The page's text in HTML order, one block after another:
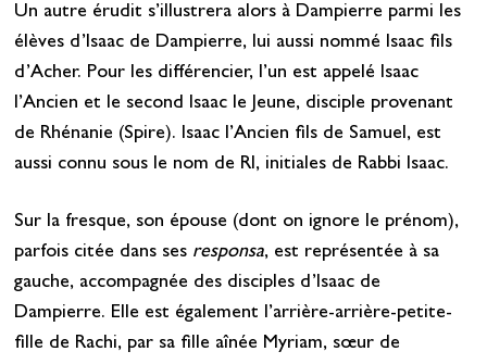
Un autre érudit s’illustrera alors à Dampierre parmi les
élèves d’Isaac de Dampierre, lui aussi nommé Isaac fils
d’Acher. Pour les différencier, l’un est appelé Isaac
l’Ancien et le second Isaac le Jeune, disciple provenant
de Rhénanie (Spire). Isaac l’Ancien fils de Samuel, est
aussi connu sous le nom de RI, initiales de Rabbi Isaac.
Sur la fresque, son épouse (dont on ignore le prénom),
parfois citée dans ses responsa, est représentée à sa
gauche, accompagnée des disciples d’Isaac de
Dampierre. Elle est également l’arrière-arrière-petite-
fille de Rachi, par sa fille aînée Myriam, sœur de